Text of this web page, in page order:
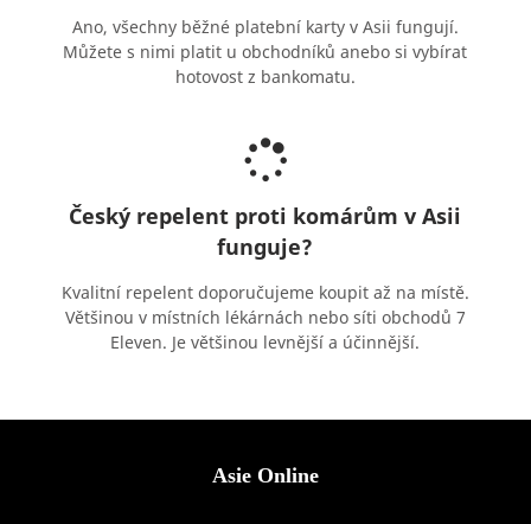
Ano, všechny běžné platební karty v Asii fungují.
Můžete s nimi platit u obchodníků anebo si vybírat
hotovost z bankomatu.
Český repelent proti komárům v Asii
funguje?
Kvalitní repelent doporučujeme koupit až na místě.
Většinou v místních lékárnách nebo síti obchodů 7
Eleven. Je většinou levnější a účinnější.
Asie Online